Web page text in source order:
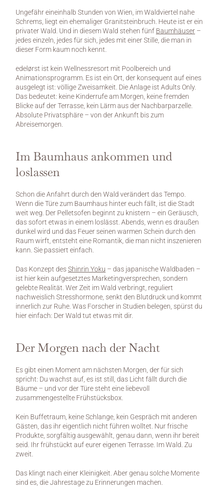
Ungefähr eineinhalb Stunden von Wien, im Waldviertel nahe
Schrems, liegt ein ehemaliger Granitsteinbruch. Heute ist er ein
privater Wald. Und in diesem Wald stehen fünf Baumhäuser –
jedes einzeln, jedes für sich, jedes mit einer Stille, die man in
dieser Form kaum noch kennt.
edelørst ist kein Wellnessresort mit Poolbereich und
Animationsprogramm. Es ist ein Ort, der konsequent auf eines
ausgelegt ist: völlige Zweisamkeit. Die Anlage ist Adults Only.
Das bedeutet: keine Kinderrufe am Morgen, keine fremden
Blicke auf der Terrasse, kein Lärm aus der Nachbarparzelle.
Absolute Privatsphäre – von der Ankunft bis zum
Abreisemorgen.
Im Baumhaus ankommen und
loslassen
Schon die Anfahrt durch den Wald verändert das Tempo.
Wenn die Türe zum Baumhaus hinter euch fällt, ist die Stadt
weit weg. Der Pelletsofen beginnt zu knistern – ein Geräusch,
das sofort etwas in einem loslässt. Abends, wenn es draußen
dunkel wird und das Feuer seinen warmen Schein durch den
Raum wirft, entsteht eine Romantik, die man nicht inszenieren
kann. Sie passiert einfach.
Das Konzept des Shinrin Yoku – das japanische Waldbaden –
ist hier kein aufgesetztes Marketingversprechen, sondern
gelebte Realität. Wer Zeit im Wald verbringt, reguliert
nachweislich Stresshormone, senkt den Blutdruck und kommt
innerlich zur Ruhe. Was Forscher in Studien belegen, spürst du
hier einfach: Der Wald tut etwas mit dir.
Der Morgen nach der Nacht
Es gibt einen Moment am nächsten Morgen, der für sich
spricht: Du wachst auf, es ist still, das Licht fällt durch die
Bäume – und vor der Türe steht eine liebevoll
zusammengestellte Frühstücksbox.
Kein Buffetraum, keine Schlange, kein Gespräch mit anderen
Gästen, das ihr eigentlich nicht führen wolltet. Nur frische
Produkte, sorgfältig ausgewählt, genau dann, wenn ihr bereit
seid. Ihr frühstückt auf eurer eigenen Terrasse. Im Wald. Zu
zweit.
Das klingt nach einer Kleinigkeit. Aber genau solche Momente
sind es, die Jahrestage zu Erinnerungen machen.